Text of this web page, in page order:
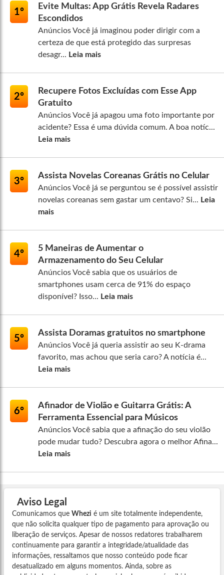
1º
Evite Multas: App Grátis Revela Radares
Escondidos
Anúncios Você já imaginou poder dirigir com a
certeza de que está protegido das surpresas
desagr... Leia mais
2º
Recupere Fotos Excluídas com Esse App
Gratuito
Anúncios Você já apagou uma foto importante por
acidente? Essa é uma dúvida comum. A boa notíc...
Leia mais
3º
Assista Novelas Coreanas Grátis no Celular
Anúncios Você já se perguntou se é possível assistir
novelas coreanas sem gastar um centavo? Si... Leia
mais
4º
5 Maneiras de Aumentar o
Armazenamento do Seu Celular
Anúncios Você sabia que os usuários de
smartphones usam cerca de 91% do espaço
disponível? Isso... Leia mais
5º
Assista Doramas gratuitos no smartphone
Anúncios Você já queria assistir ao seu K-drama
favorito, mas achou que seria caro? A notícia é...
Leia mais
6º
Afinador de Violão e Guitarra Grátis: A
Ferramenta Essencial para Músicos
Anúncios Você sabia que a afinação do seu violão
pode mudar tudo? Descubra agora o melhor Afina...
Leia mais
Aviso Legal
Comunicamos que Whezi é um site totalmente independente,
que não solicita qualquer tipo de pagamento para aprovação ou
liberação de serviços. Apesar de nossos redatores trabalharem
continuamente para garantir a integridade/atualidade das
informações, ressaltamos que nosso conteúdo pode ficar
desatualizado em alguns momentos. Ainda, sobre as